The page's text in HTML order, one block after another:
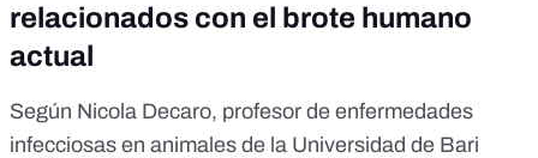
relacionados con el brote humano
actual
Según Nicola Decaro, profesor de enfermedades
infecciosas en animales de la Universidad de Bari